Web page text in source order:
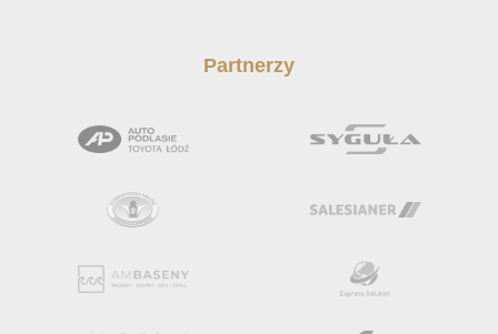
Partnerzy